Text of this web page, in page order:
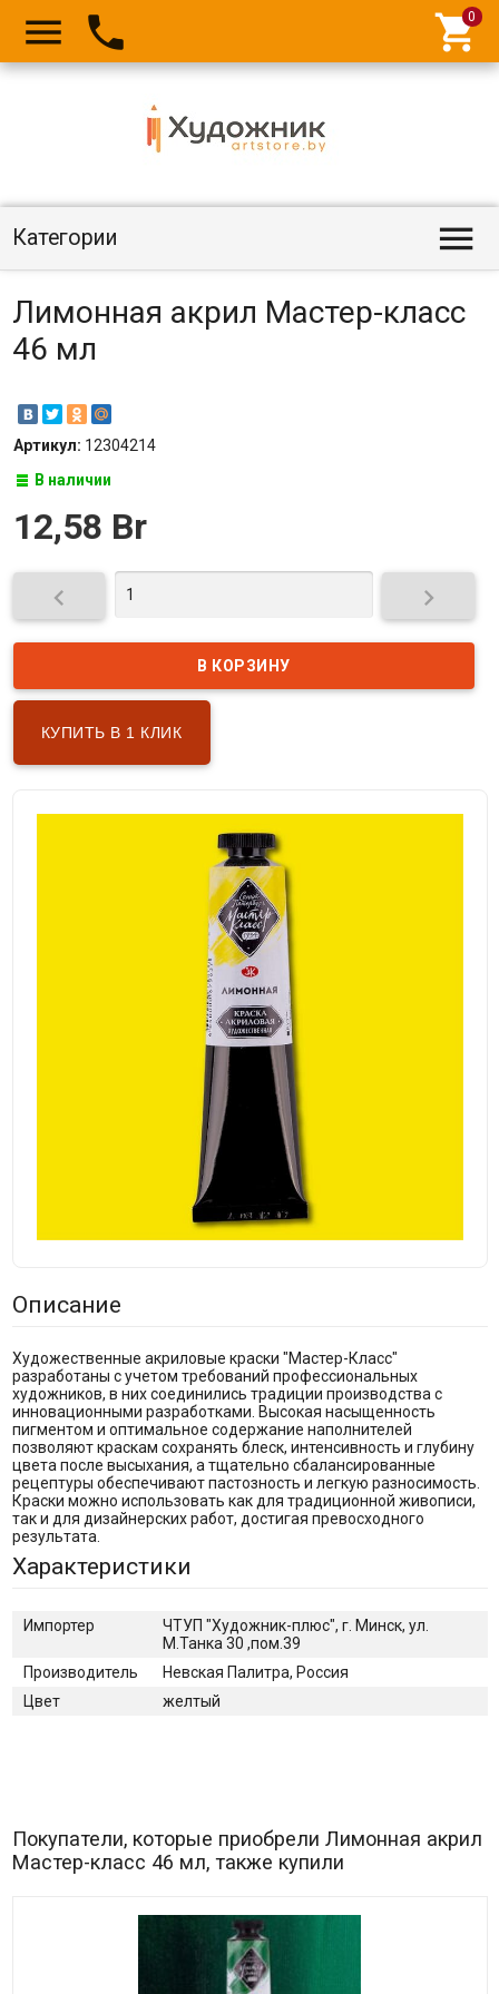
  
Категории 
Лимонная акрил Мастер-класс
46 мл
Артикул: 12304214
В наличии
12,58 Br
 
КУПИТЬ В 1 КЛИК
Описание
Художественные акриловые краски "Мастер-Класс"
разработаны с учетом требований профессиональных
художников, в них соединились традиции производства с
инновационными разработками. Высокая насыщенность
пигментом и оптимальное содержание наполнителей
позволяют краскам сохранять блеск, интенсивность и глубину
цвета после высыхания, а тщательно сбалансированные
рецептуры обеспечивают пастозность и легкую разносимость.
Краски можно использовать как для традиционной живописи,
так и для дизайнерских работ, достигая превосходного
результата.
Характеристики
Импортер
ЧТУП "Художник-плюс", г. Минск, ул.
М.Танка 30 ,пом.39
Производитель
Невская Палитра, Россия
Цвет
желтый
Покупатели, которые приобрели Лимонная акрил
Мастер-класс 46 мл, также купили